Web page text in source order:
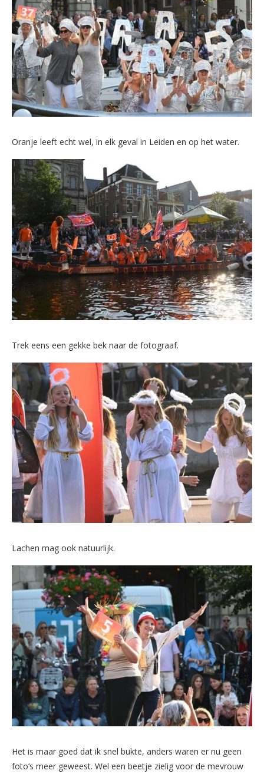
Oranje leeft echt wel, in elk geval in Leiden en op het water.
Trek eens een gekke bek naar de fotograaf.
Lachen mag ook natuurlijk.
Het is maar goed dat ik snel bukte, anders waren er nu geen
foto’s meer geweest. Wel een beetje zielig voor de mevrouw